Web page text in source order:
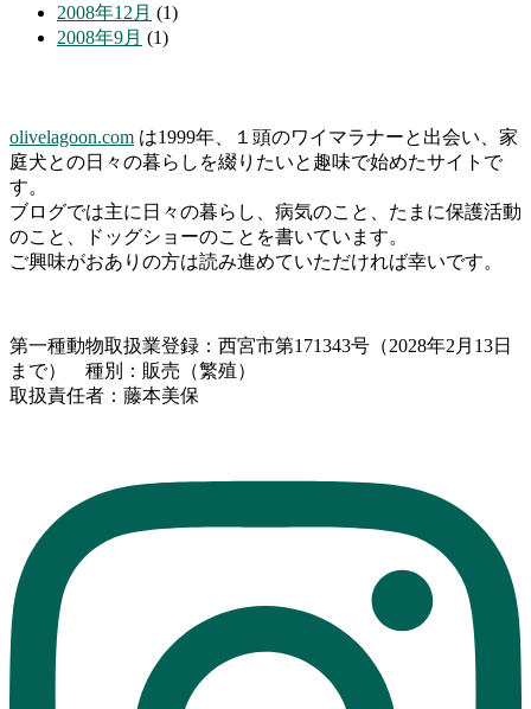
2008年12月 (1)
2008年9月 (1)
olivelagoon.com は1999年、１頭のワイマラナーと出会い、家
庭犬との日々の暮らしを綴りたいと趣味で始めたサイトで
す。
ブログでは主に日々の暮らし、病気のこと、たまに保護活動
のこと、ドッグショーのことを書いています。
ご興味がおありの方は読み進めていただければ幸いです。
第一種動物取扱業登録：西宮市第171343号（2028年2月13日
まで） 種別：販売（繁殖）
取扱責任者：藤本美保